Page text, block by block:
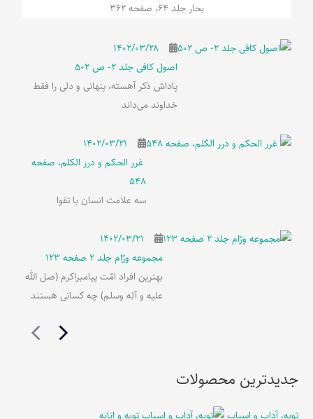
بحار جلد 64، صفحه 362
۱۴۰۲/۰۳/۲۸
اصول کافی جلد 2- ص 502
پاداش ذکر آهسته، پنهانی و دلی را فقط
خداوند می‌داند
۱۴۰۲/۰۳/۲۱
غرر الحکم و درر الکلم، صفحه
548
سه علامت انسان با تقوا
۱۴۰۲/۰۳/۲۱
مجموعه ورّام جلد 2 صفحه 123
بهترین افراد امّت پیامبراکرم (صل الله
علیه و آله وسلم) چه کسانی هستند
جدیدترین محصولات
توبه، آداب و اسباب